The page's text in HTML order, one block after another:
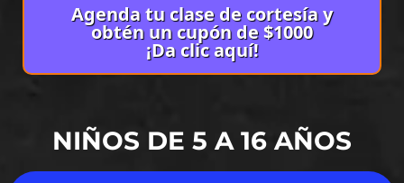
Agenda tu clase de cortesía y
obtén un cupón de $1000
¡Da clic aquí!
NIÑOS DE 5 A 16 AÑOS